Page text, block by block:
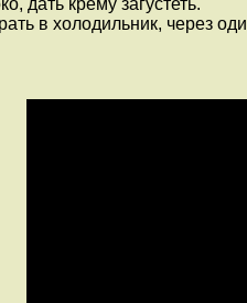
в холодильник, через